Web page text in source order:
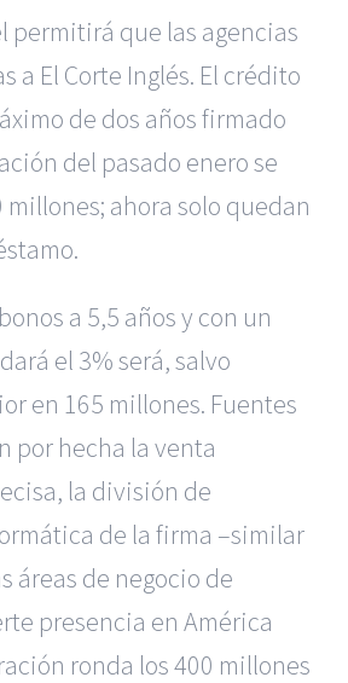
permitirá que las agencias
a El Corte Inglés. El crédito
de dos años firmado
del pasado enero se
millones; ahora solo quedan
a 5,5 años y con un
el 3% será, salvo
en 165 millones. Fuentes
por hecha la venta
la división de
de la firma –similar
áreas de negocio de
presencia en América
ronda los 400 millones